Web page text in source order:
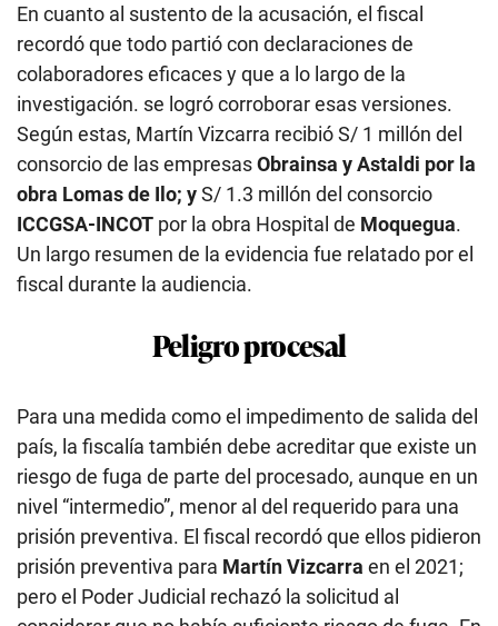
En cuanto al sustento de la acusación, el fiscal
recordó que todo partió con declaraciones de
colaboradores eficaces y que a lo largo de la
investigación. se logró corroborar esas versiones.
Según estas, Martín Vizcarra recibió S/ 1 millón del
consorcio de las empresasObrainsa y Astaldi por la
obra Lomas de Ilo; yS/ 1.3 millón del consorcio
ICCGSA-INCOT por la obra Hospital de Moquegua.
Un largo resumen de la evidencia fue relatado por el
fiscal durante la audiencia.
Peligro procesal
Para una medida como el impedimento de salida del
país, la fiscalía también debe acreditar que existe un
riesgo de fuga de parte del procesado, aunque en un
nivel “intermedio”, menor al del requerido para una
prisión preventiva. El fiscal recordó que ellos pidieron
prisión preventiva para Martín Vizcarra en el 2021;
pero el Poder Judicial rechazó la solicitud al